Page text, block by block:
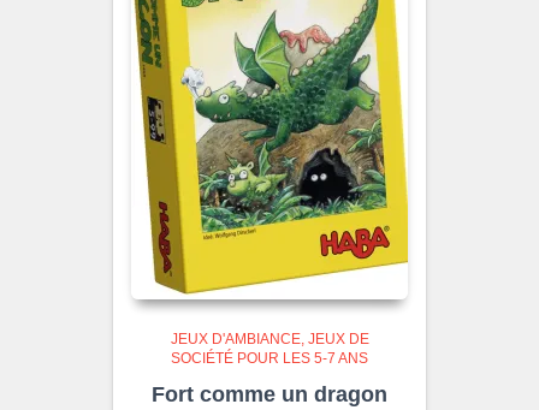
JEUX D'AMBIANCE JEUX DE
SOCIÉTÉ POUR LES 5-7 ANS
Fort comme un dragon